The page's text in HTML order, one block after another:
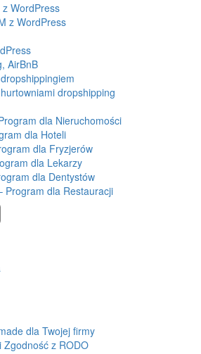
WordPress
z WordPress
AirBnB
dropshipping
dla Nieruchomości
dla Hoteli
dla Fryzjerów
dla Lekarzy
dla Dentystów
Program dla Restauracji
dla Twojej firmy
Zgodność z RODO